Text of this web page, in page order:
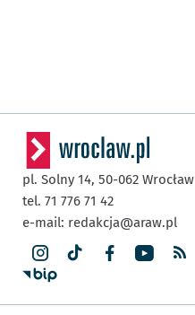
pl. Solny 14, 50-062 Wrocław
tel. 71 776 71 42
e-mail: redakcja@araw.pl